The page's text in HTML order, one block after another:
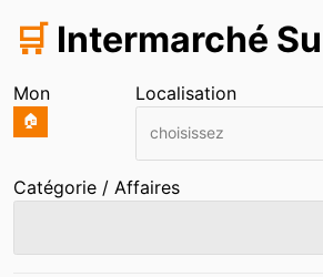
🛒 Intermarché
Mon
🏠
Localisation
choisissez
Catégorie / Affaires